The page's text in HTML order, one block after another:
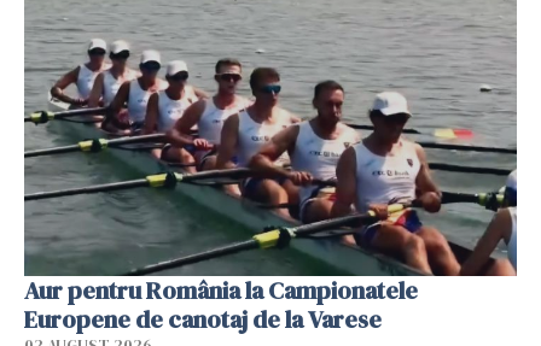
Aur pentru România la Campionatele
Europene de canotaj de la Varese